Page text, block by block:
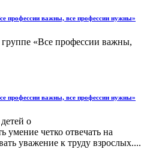
профессии важны, все профессии нужны»
группе «Все профессии важны,
профессии важны, все профессии нужны»
о
умение четко отвечать на
уважение к труду взрослых....